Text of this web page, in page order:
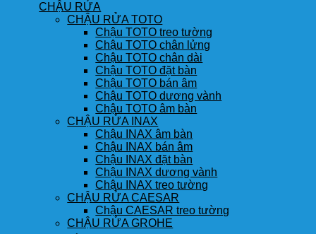
CHẬU RỬA
CHẬU RỬA TOTO
Chậu TOTO treo tường
Chậu TOTO chân lửng
Chậu TOTO chân dài
Chậu TOTO đặt bàn
Chậu TOTO bán âm
Chậu TOTO dương vành
Chậu TOTO âm bàn
CHẬU RỬA INAX
Chậu INAX âm bàn
Chậu INAX bán âm
Chậu INAX đặt bàn
Chậu INAX dương vành
Chậu INAX treo tường
CHẬU RỬA CAESAR
Chậu CAESAR treo tường
CHẬU RỬA GROHE